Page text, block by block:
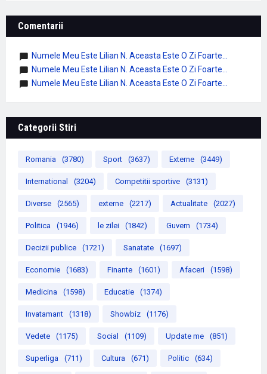
Comentarii
Numele Meu Este Lilian N. Aceasta Este O Zi Foarte...
Numele Meu Este Lilian N. Aceasta Este O Zi Foarte...
Numele Meu Este Lilian N. Aceasta Este O Zi Foarte...
Categorii Stiri
Romania (3780) Sport (3637) Externe (3449)
International (3204) Competitii sportive (3131)
Diverse (2565) externe (2217) Actualitate (2027)
Politica (1946) le zilei (1842) Guvern (1734)
Decizii publice (1721) Sanatate (1697)
Economie (1683) Finante (1601) Afaceri (1598)
Medicina (1598) Educatie (1374)
Invatamant (1318) Showbiz (1176)
Vedete (1175) Social (1109) Update me (851)
Superliga (711) Cultura (671) Politic (634)